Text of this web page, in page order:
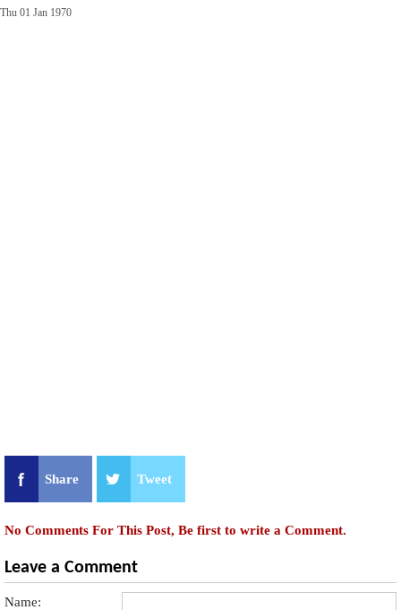
Thu 01 Jan 1970
Share Tweet
No Comments For This Post, Be first to write a Comment.
Leave a Comment
Name: